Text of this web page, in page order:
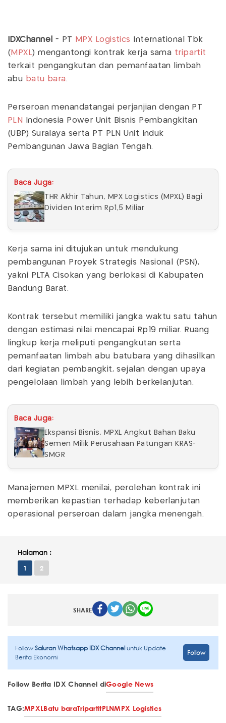
IDXChannel - PT MPX Logistics
International Tbk
( MPXL) mengantongi kontrak kerja sama tripartit
terkait pengangkutan dan pemanfaatan limbah
abu batu bara .
Perseroan menandatangai perjanjian dengan PT
PLN
Indonesia Power Unit Bisnis Pembangkitan
(UBP) Suralaya serta PT PLN Unit Induk
Pembangunan Jawa Bagian Tengah.
Baca Juga:
THR Akhir Tahun, MPX Logistics (MPXL) Bagi
Dividen Interim Rp1,5 Miliar
Kerja sama ini ditujukan untuk mendukung
pembangunan Proyek Strategis Nasional (PSN),
yakni PLTA Cisokan yang berlokasi di Kabupaten
Bandung Barat.
Kontrak tersebut memiliki jangka waktu satu tahun
dengan estimasi nilai mencapai Rp19 miliar. Ruang
lingkup kerja meliputi pengangkutan serta
pemanfaatan limbah abu batubara yang dihasilkan
dari kegiatan pembangkit, sejalan dengan upaya
pengelolaan limbah yang lebih berkelanjutan.
Baca Juga:
Ekspansi Bisnis, MPXL Angkut Bahan Baku
Semen Milik Perusahaan Patungan KRAS-
SMGR
Manajemen MPXL menilai, perolehan kontrak ini
memberikan kepastian terhadap keberlanjutan
operasional perseroan dalam jangka menengah.
Halaman :
1 2
SHARE
FollowSaluran Whatsapp IDX Channeluntuk Update
Berita Ekonomi
Follow
Follow Berita IDX Channel diGoogle News
TAG:MPXLBatu baraTripartitPLNMPX Logistics